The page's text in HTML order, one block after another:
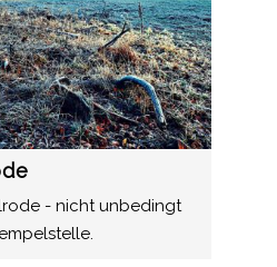
- nicht unbedingt